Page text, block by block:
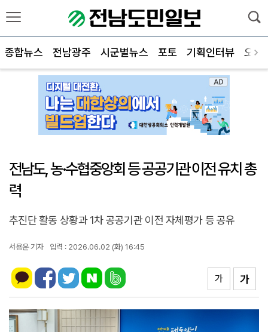
종합뉴스 전남광주 시군별뉴스 포토 기획인터뷰 오피
전남도, 농·수협중앙회 등 공공기관 이전 유치 총
력
추진단 활동 상황과 1차 공공기관 이전 자체평가 등 공유
서용운 기자 입력 : 2026.06.02 (화) 16:45
가
가